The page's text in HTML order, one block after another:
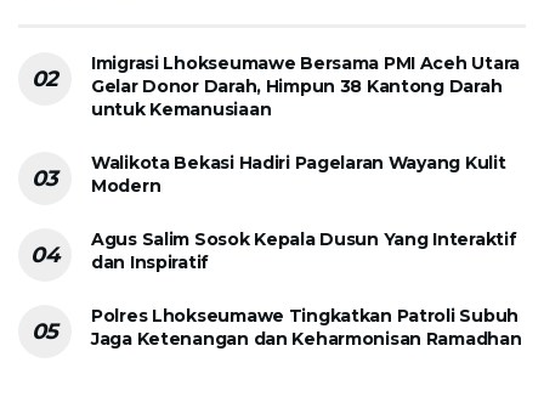
Imigrasi Lhokseumawe Bersama PMI Aceh Utara
Gelar Donor Darah, Himpun 38 Kantong Darah
untuk Kemanusiaan
Walikota Bekasi Hadiri Pagelaran Wayang Kulit
Modern
Agus Salim Sosok Kepala Dusun Yang Interaktif
dan Inspiratif
Polres Lhokseumawe Tingkatkan Patroli Subuh
Jaga Ketenangan dan Keharmonisan Ramadhan